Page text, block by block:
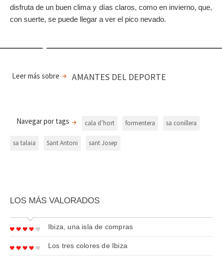
disfruta de un buen clima y días claros, como en invierno, que,
con suerte, se puede llegar a ver el pico nevado.
Leer más sobre AMANTES DEL DEPORTE
Navegar por tags cala d’hort formentera sa conillera
sa talaia Sant Antoni sant Josep
LOS MÁS VALORADOS
Ibiza, una isla de compras
Los tres colores de Ibiza